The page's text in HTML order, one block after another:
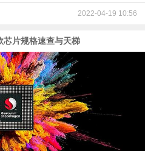
2022-04-19 10:56
芯片规格速查与天梯